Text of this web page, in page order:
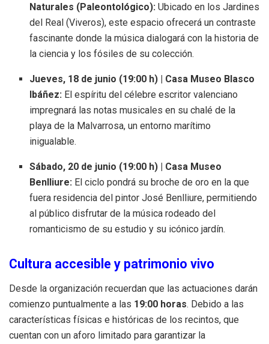
Naturales (Paleontológico): Ubicado en los Jardines
del Real (Viveros), este espacio ofrecerá un contraste
fascinante donde la música dialogará con la historia de
la ciencia y los fósiles de su colección.
Jueves, 18 de junio (19:00 h) | Casa Museo Blasco
Ibáñez: El espíritu del célebre escritor valenciano
impregnará las notas musicales en su chalé de la
playa de la Malvarrosa, un entorno marítimo
inigualable.
Sábado, 20 de junio (19:00 h) | Casa Museo
Benlliure: El ciclo pondrá su broche de oro en la que
fuera residencia del pintor José Benlliure, permitiendo
al público disfrutar de la música rodeado del
romanticismo de su estudio y su icónico jardín.
Cultura accesible y patrimonio vivo
Desde la organización recuerdan que las actuaciones darán
comienzo puntualmente a las 19:00 horas. Debido a las
características físicas e históricas de los recintos, que
cuentan con un aforo limitado para garantizar la